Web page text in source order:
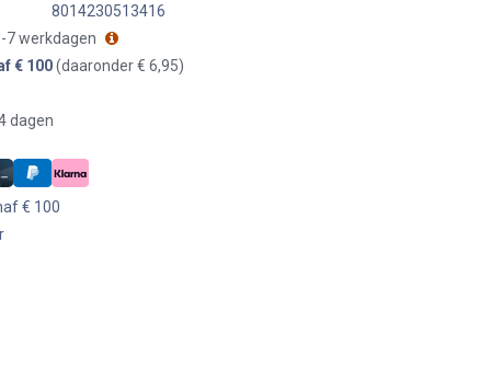
8014230513416
7 werkdagen
€ 100(daaronder € 6,95)
dagen
€ 100